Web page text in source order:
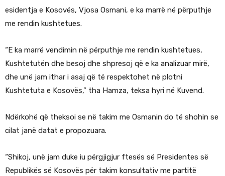
esidentja e Kosovës, Vjosa Osmani, e ka marrë në përputhje
me rendin kushtetues.
“E ka marrë vendimin në përputhje me rendin kushtetues,
Kushtetutën dhe besoj dhe shpresoj që e ka analizuar mirë,
dhe unë jam ithar i asaj që të respektohet në plotni
Kushtetuta e Kosovës,” tha Hamza, teksa hyri në Kuvend.
Ndërkohë që theksoi se në takim me Osmanin do të shohin se
cilat janë datat e propozuara.
“Shikoj, unë jam duke iu përgjigjur ftesës së Presidentes së
Republikës së Kosovës për takim konsultativ me partitë